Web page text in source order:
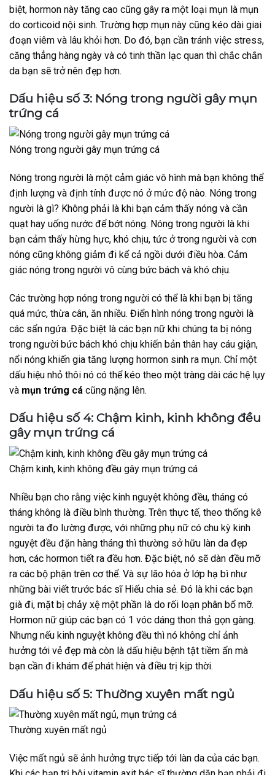
biệt, hormon này tăng cao cũng gây ra một loại mụn là mụn
do corticoid nội sinh. Trường hợp mụn này cũng kéo dài giai
đoạn viêm và lâu khỏi hơn. Do đó, bạn cần tránh việc stress,
căng thẳng hàng ngày và có tinh thần lạc quan thì chắc chắn
da bạn sẽ trở nên đẹp hơn.
Dấu hiệu số 3: Nóng trong người gây mụn
trứng cá
Nóng trong người gây mụn trứng cá
Nóng trong người là một cảm giác vô hình mà bạn không thể
định lượng và định tính được nó ở mức độ nào. Nóng trong
người là gì? Không phải là khi bạn cảm thấy nóng và cần
quạt hay uống nước để bớt nóng. Nóng trong người là khi
bạn cảm thấy hừng hực, khó chịu, tức ở trong người và cơn
nóng cũng không giảm đi kể cả ngồi dưới điều hòa. Cảm
giác nóng trong người vô cùng bức bách và khó chịu.
Các trường hợp nóng trong người có thể là khi bạn bị tăng
quá mức, thừa cân, ăn nhiều. Điển hình nóng trong người là
các sẩn ngứa. Đặc biệt là các bạn nữ khi chúng ta bị nóng
trong người bức bách khó chịu khiến bản thân hay cáu giận,
nổi nóng khiến gia tăng lượng hormon sinh ra mụn. Chỉ một
dấu hiệu nhỏ thôi nó có thể kéo theo một tràng dài các hệ lụy
và mụn trứng cá cũng nặng lên.
Dấu hiệu số 4: Chậm kinh, kinh không đều
gây mụn trứng cá
Chậm kinh, kinh không đều gây mụn trứng cá
Nhiều bạn cho rằng việc kinh nguyệt không đều, tháng có
tháng không là điều bình thường. Trên thực tế, theo thống kê
người ta đo lường được, với những phụ nữ có chu kỳ kinh
nguyệt đều đặn hàng tháng thì thường sở hữu làn da đẹp
hơn, các hormon tiết ra đều hơn. Đặc biệt, nó sẽ dàn đều mỡ
ra các bộ phận trên cơ thể. Và sự lão hóa ở lớp hạ bì như
những bài viết trước bác sĩ Hiếu chia sẻ. Đó là khi các bạn
già đi, mặt bị chảy xệ một phần là do rối loạn phân bổ mỡ.
Hormon nữ giúp các bạn có 1 vóc dáng thon thả gọn gàng.
Nhưng nếu kinh nguyệt không đều thì nó không chỉ ảnh
hưởng tới vẻ đẹp mà còn là dấu hiệu bệnh tật tiềm ẩn mà
bạn cần đi khám để phát hiện và điều trị kịp thời.
Dấu hiệu số 5: Thường xuyên mất ngủ
Thường xuyên mất ngủ
Việc mất ngủ sẽ ảnh hưởng trực tiếp tới làn da của các bạn.